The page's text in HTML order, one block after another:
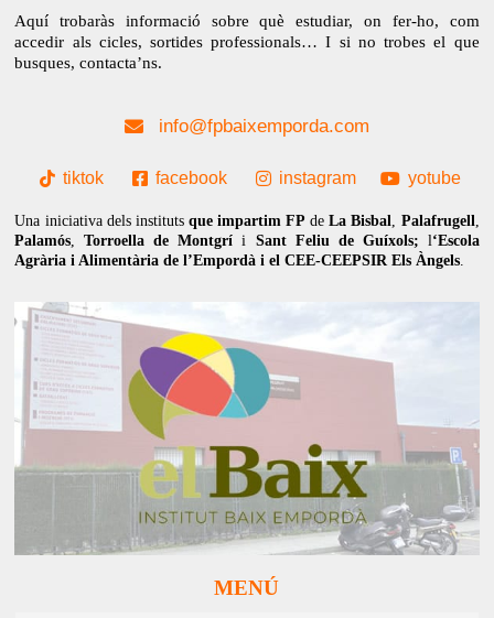
Aquí trobaràs informació sobre què estudiar, on fer-ho, com
accedir als cicles, sortides professionals… I si no trobes el que
busques, contacta’ns.
info@fpbaixemporda.com
tiktok facebook instagram yotube
Una iniciativa dels instituts que impartim FP deLa Bisbal Palafrugell
Palamós ,Torroella de Montgrí i Sant Feliu de Guíxols; l ‘Escola
Agrària i Alimentària de l’Empordà i el CEE-CEEPSIR Els Àngels
MENÚ